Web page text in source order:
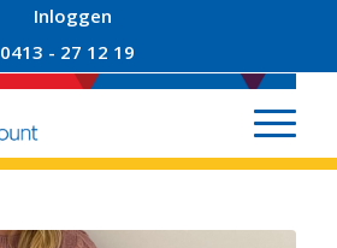
Inloggen
0413 - 27 12 19